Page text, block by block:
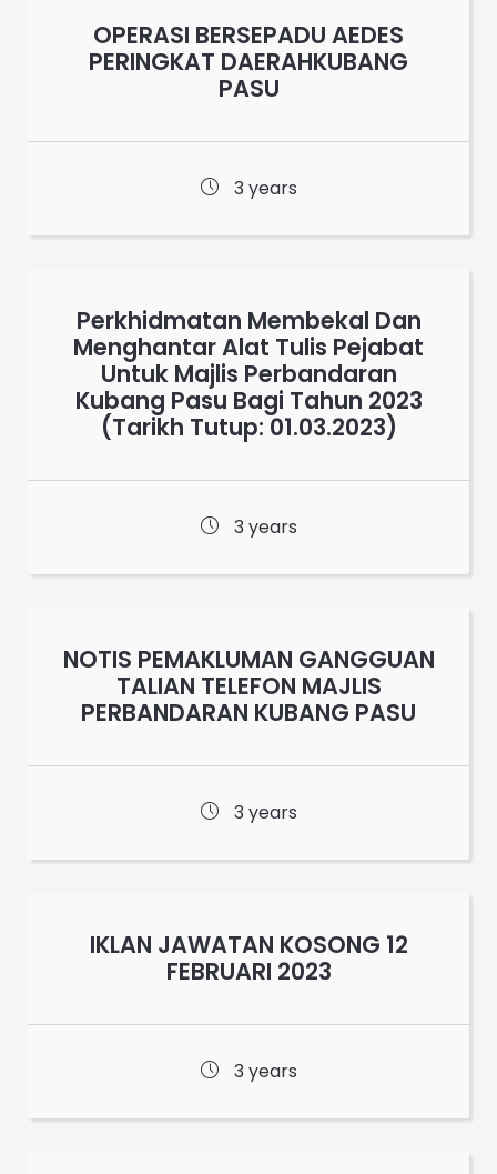
OPERASI BERSEPADU AEDES
PERINGKAT DAERAHKUBANG
PASU
3 years
Perkhidmatan Membekal Dan
Menghantar Alat Tulis Pejabat
Untuk Majlis Perbandaran
Kubang Pasu Bagi Tahun 2023
(Tarikh Tutup: 01.03.2023)
3 years
NOTIS PEMAKLUMAN GANGGUAN
TALIAN TELEFON MAJLIS
PERBANDARAN KUBANG PASU
3 years
IKLAN JAWATAN KOSONG 12
FEBRUARI 2023
3 years